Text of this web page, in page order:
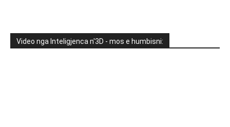
Video nga Inteligjenca n'3D - mos e humbisni: